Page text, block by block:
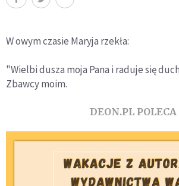
W owym czasie Maryja rzekła:
"Wielbi dusza moja Pana i raduje się
Zbawcy moim.
DEON.PL POLECA